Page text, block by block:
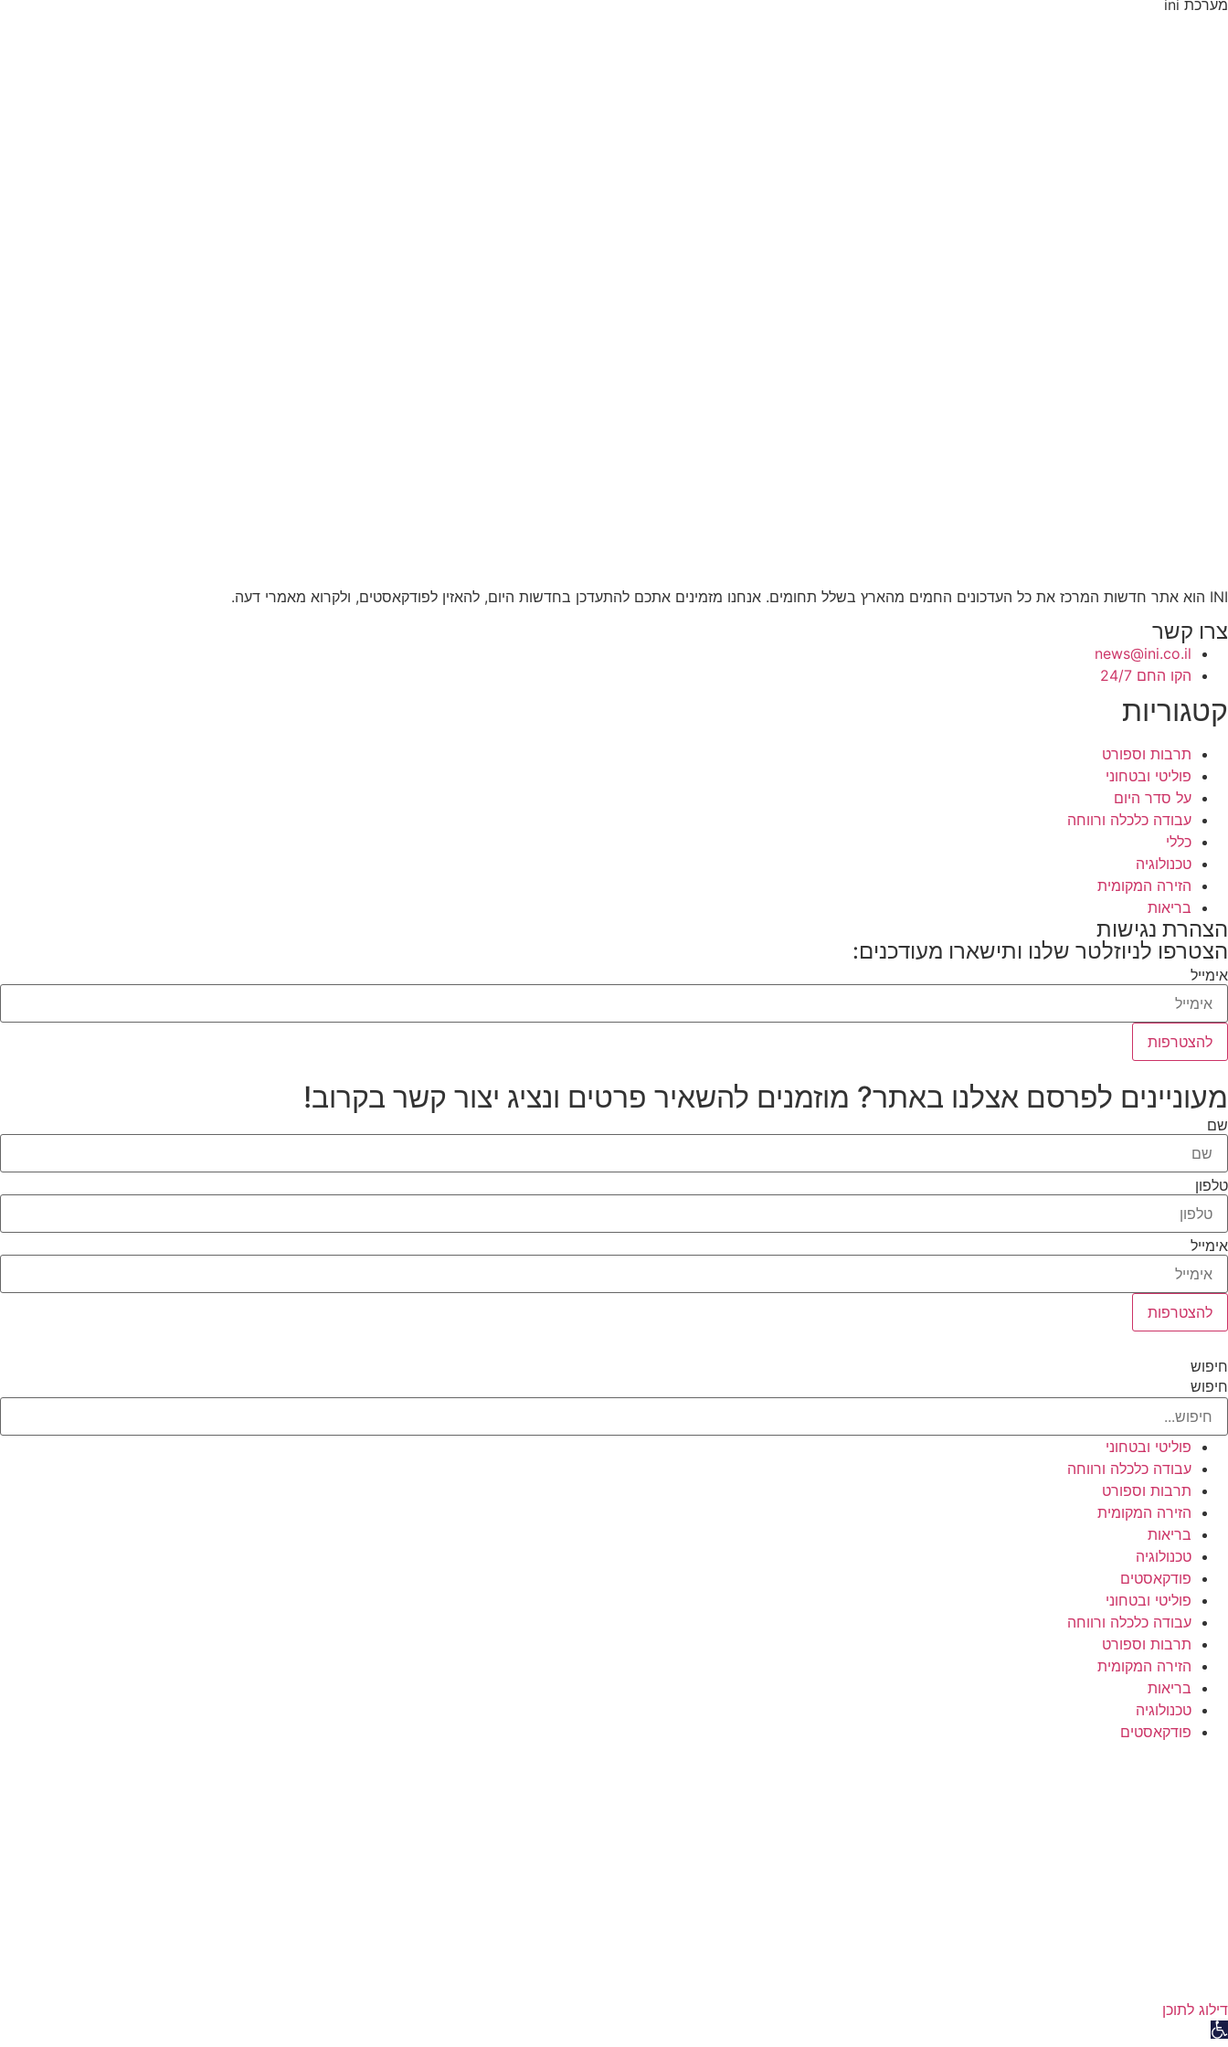
מערכת ini
INI הוא אתר חדשות המרכז את כל העדכונים החמים מהארץ בשלל תחומים. אנחנו מזמינים אתכם להתעדכן בחדשות היום, להאזין לפודקאסטים, ולקרוא מאמרי דעה.
צרו קשר
news@ini.co.il
הקו החם 24/7
קטגוריות
תרבות וספורט
פוליטי ובטחוני
על סדר היום
עבודה כלכלה ורווחה
כללי
טכנולוגיה
הזירה המקומית
בריאות
הצהרת נגישות
הצטרפו לניוזלטר שלנו ותישארו מעודכנים:
אימייל
להצטרפות
מעוניינים לפרסם אצלנו באתר? מוזמנים להשאיר פרטים ונציג יצור קשר בקרוב!
שם
טלפון
אימייל
להצטרפות
חיפוש
חיפוש
פוליטי ובטחוני
עבודה כלכלה ורווחה
תרבות וספורט
הזירה המקומית
בריאות
טכנולוגיה
פודקאסטים
פוליטי ובטחוני
עבודה כלכלה ורווחה
תרבות וספורט
הזירה המקומית
בריאות
טכנולוגיה
פודקאסטים
דילוג לתוכן
פתח סרגל נגישות